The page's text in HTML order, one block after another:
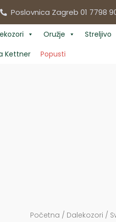
Poslovnica Zagreb 01 7798
Oružje
Streljivo
Kettner Popusti
Početna / Dalekozori /